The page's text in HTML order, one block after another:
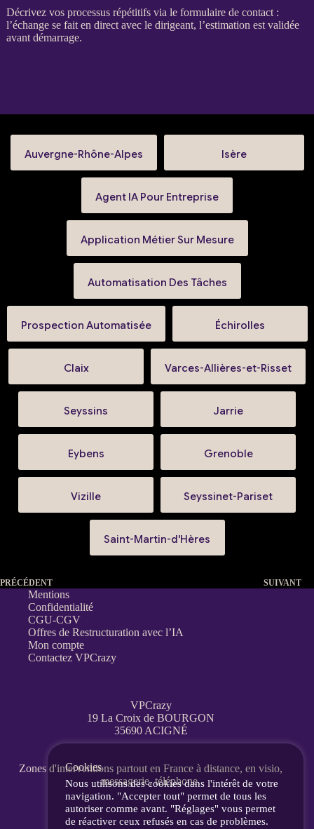
Décrivez vos processusrépétitifs via le formulaire de contact:
l’échange se fait en direct avec le dirigeant, l’estimation est validée
avant démarrage.
Auvergne-Rhône-Alpes Isère
Agent IA Pour Entreprise
Application Métier Sur Mesure
Automatisation Des Tâches
Prospection Automatisée Échirolles
Claix Varces-Allières-et-Risset
Seyssins Jarrie
Eybens Grenoble
Vizille Seyssinet-Pariset
Saint-Martin-d'Hères
PRÉCÉDENT SUIVANT
Mentions
Confidentialité
CGU-CGV
Offres de Restructuration avec l’IA
Mon compte
Contactez VPCrazy
VPCrazy
19 La Croix de BOURGON
35690 ACIGNÉ
Zones d'interventions partout en France à distance, en visio,
messagerie, téléphone.
Cookies
Nous utilisons des cookies dans l'intérêt de votre
navigation. "Accepter tout" permet de tous les
autoriser comme avant. "Réglages" vous permet
de réactiver ceux refusés en cas de problèmes.